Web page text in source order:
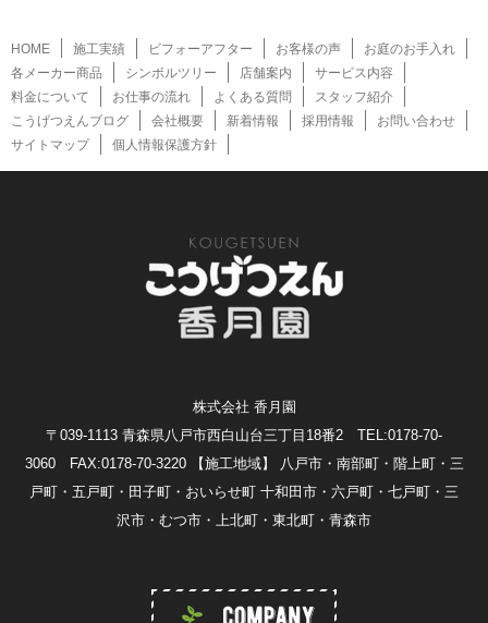
HOME 施工実績 ビフォーアフター お客様の声
お庭のお手入れ
各メーカー商品
シンボルツリー 店舗案内
サービス内容
料金について
お仕事の流れ よくある質問
スタッフ紹介
こうげつえんブログ
会社概要 新着情報 採用情報
お問い合わせ
サイトマップ
個人情報保護方針
株式会社 香月園
〒039-1113 青森県八戸市西白山台三丁目18番2 TEL:0178-70-
3060 FAX:0178-70-3220
【施工地域】 八戸市・南部町・階上町・三
戸町・五戸町・田子町・おいらせ町 十和田市・六戸町・七戸町・三
沢市・むつ市・上北町・東北町・青森市